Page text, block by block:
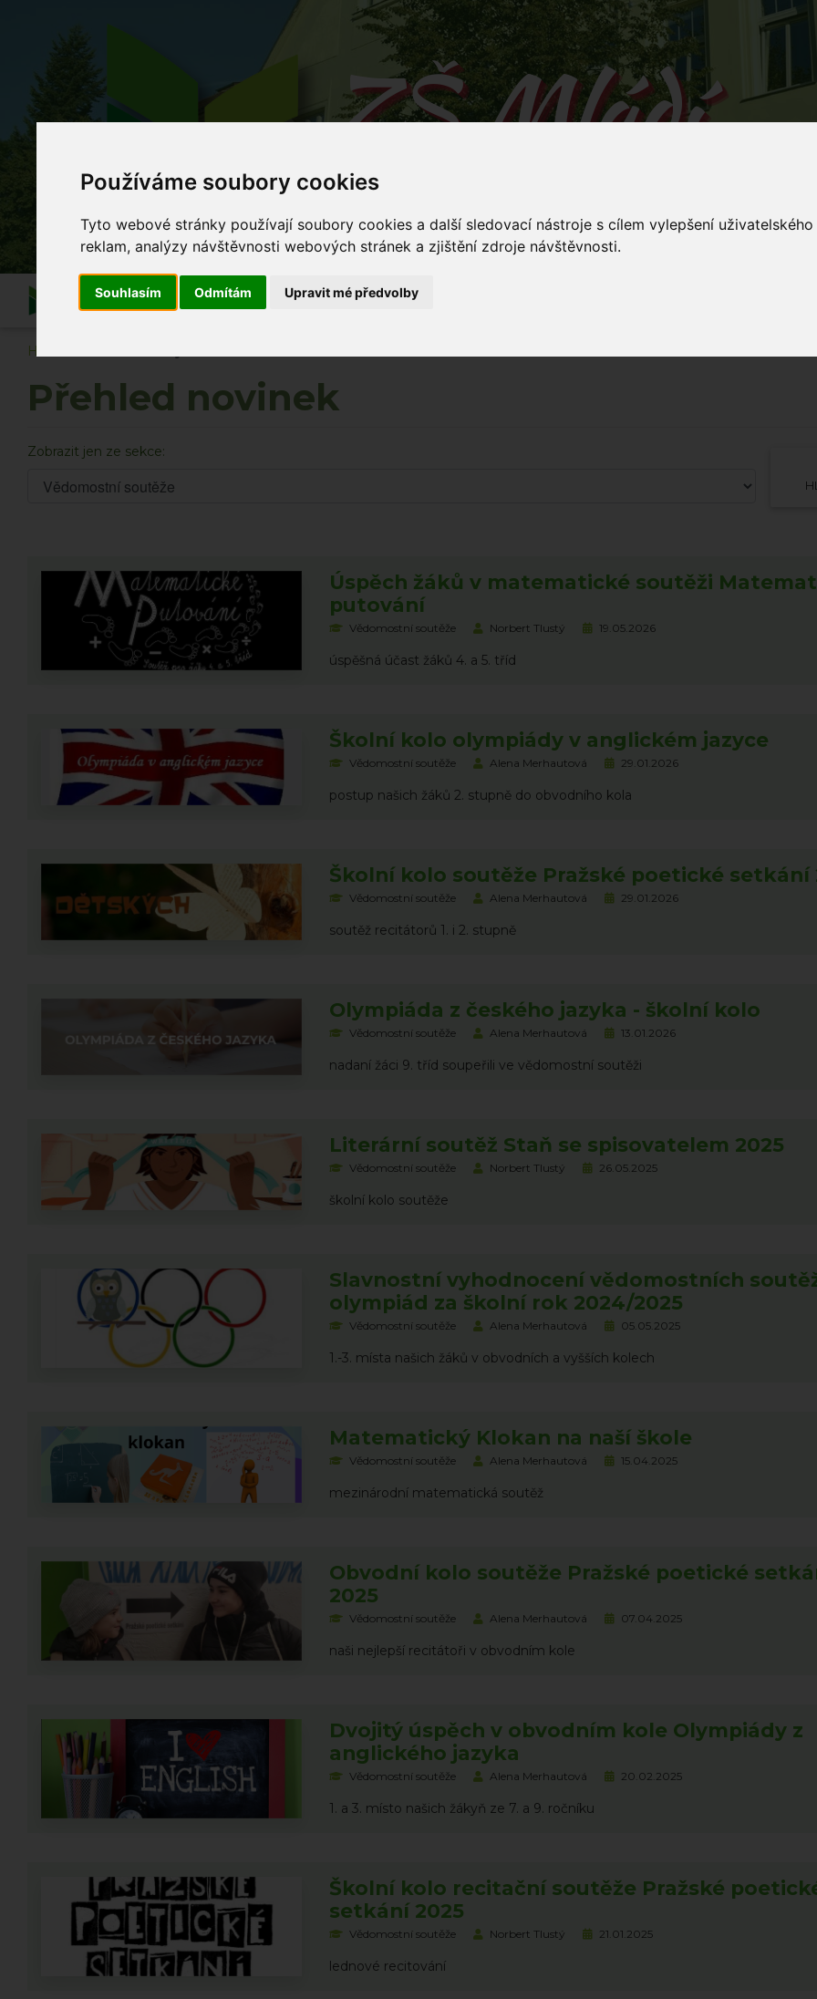
Používáme soubory cookies
Tyto webové stránky používají soubory cookies a další sledovací nástroje s cílem vylepšení
reklam, analýzy návštěvnosti webových stránek a zjištění zdroje návštěvnosti.
Souhlasím Odmítám Upravit mé předvolby
ZŠ Mládí
Co se v Mládí naučíš...
Informace O škole Akce školy Po vyučování
Hlavní strana
Přehled novinek
Zobrazit jen ze sekce:
Úspěch žáků v matematické soutěži
putování
Vědomostní soutěže Norbert Tlustý 19.05.2026
úspěšná účast žáků 4. a 5. tříd
Školní kolo olympiády v anglickém jazyce
Vědomostní soutěže Alena Merhautová 29.01.2026
postup našich žáků 2. stupně do obvodního kola
Školní kolo soutěže Pražské poetické setkání
Vědomostní soutěže Alena Merhautová 29.01.2026
soutěž recitátorů 1. i 2. stupně
Olympiáda z českého jazyka - školní kolo
Vědomostní soutěže Alena Merhautová 13.01.2026
nadaní žáci 9. tříd soupeřili ve vědomostní soutěži
Literární soutěž Staň se spisovatelem 2025
Vědomostní soutěže Norbert Tlustý 26.05.2025
školní kolo soutěže
Slavnostní vyhodnocení vědomostních
olympiád za školní rok 2024/2025
Vědomostní soutěže Alena Merhautová 05.05.2025
1.-3. místa našich žáků v obvodních a vyšších kolech
Matematický Klokan na naší škole
Vědomostní soutěže Alena Merhautová 15.04.2025
mezinárodní matematická soutěž
Obvodní kolo soutěže Pražské poetické
2025
Vědomostní soutěže Alena Merhautová 07.04.2025
naši nejlepší recitátoři v obvodním kole
Dvojitý úspěch v obvodním kole Olympiády z
anglického jazyka
Vědomostní soutěže Alena Merhautová 20.02.2025
1. a 3. místo našich žákyň ze 7. a 9. ročníku
Školní kolo recitační soutěže Pražské
setkání 2025
Vědomostní soutěže Norbert Tlustý 21.01.2025
lednové recitování